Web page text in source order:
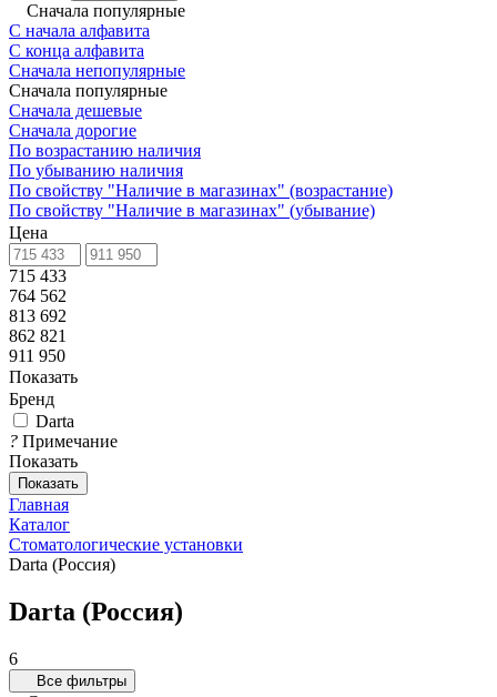
Сначала популярные
С начала алфавита
С конца алфавита
Сначала непопулярные
Сначала популярные
Сначала дешевые
Сначала дорогие
По возрастанию наличия
По убыванию наличия
По свойству "Наличие в магазинах" (возрастание)
По свойству "Наличие в магазинах" (убывание)
Цена
715 433
764 562
813 692
862 821
911 950
Показать
Бренд
Darta
? Примечание
Показать
Показать
Главная
Каталог
Стоматологические установки
Darta (Россия)
Darta (Россия)
6
Все фильтры